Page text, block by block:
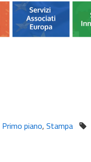
Primo piano,Stampa